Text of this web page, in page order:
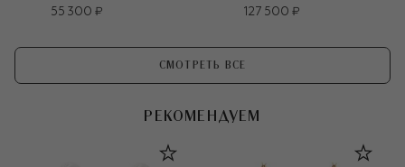
55 300 ₽
127 500 ₽
СМОТРЕТЬ ВСЕ
РЕКОМЕНДУЕМ